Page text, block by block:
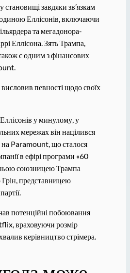
становищі завдяки зв’язкам
Еллісонів, включаючи
та мегадонора-
Еллісона. Зять Трампа,
є одним з фінансових
певності щодо своїх
у минулому, у
мережах він націлився
на Paramount, що сталося
в ефірі програми «60
союзницею Трампа
представницею
потенційні побоювання
враховуючи розмір
керівництво стрімера.